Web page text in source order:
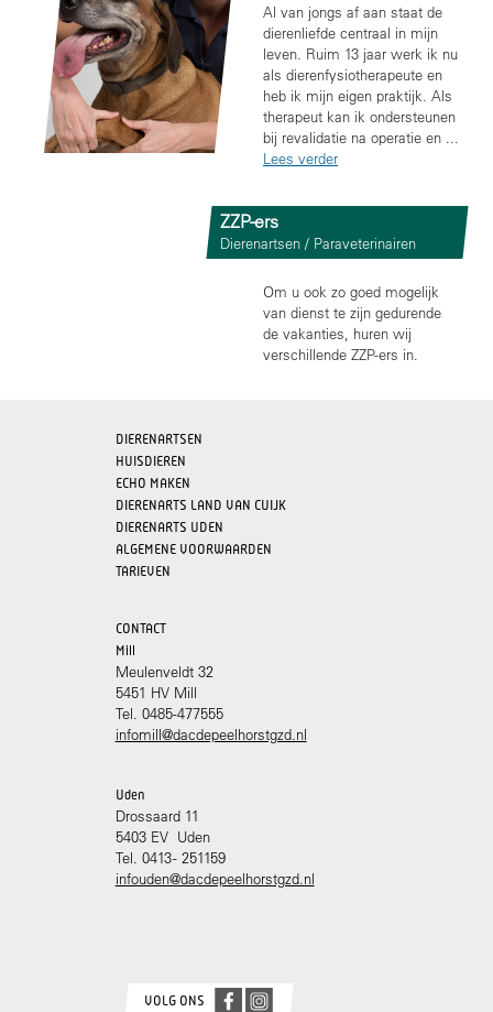
Al van jongs af aan staat de
dierenliefde centraal in mijn
leven. Ruim 13 jaar werk ik nu
als dierenfysiotherapeute en
heb ik mijn eigen praktijk. Als
therapeut kan ik ondersteunen
bij revalidatie na operatie en ...
Lees verder
ZZP-ers
Dierenartsen / Paraveterinairen
Om u ook zo goed mogelijk
van dienst te zijn gedurende
de vakanties, huren wij
verschillende ZZP-ers in.
DIERENARTSEN
HUISDIEREN
ECHO MAKEN
DIERENARTS LAND VAN CUIJK
DIERENARTS UDEN
ALGEMENE VOORWAARDEN
TARIEVEN
CONTACT
Mill
Meulenveldt 32
5451 HV Mill
Tel. 0485-477555
infomill@dacdepeelhorstgzd.nl
Uden
Drossaard 11
5403 EV Uden
Tel. 0413 - 251159
infouden@dacdepeelhorstgzd.nl
VOLG ONS